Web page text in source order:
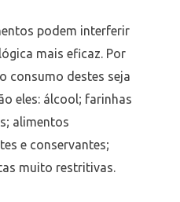
podem interferir
mais eficaz. Por
consumo destes seja
eles: álcool; farinhas
alimentos
e conservantes;
muito restritivas.